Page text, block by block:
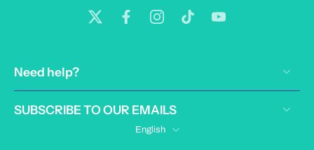
Need help?
SUBSCRIBE TO OUR EMAILS
English